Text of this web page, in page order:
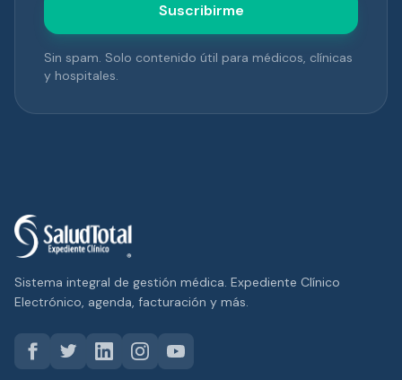
Suscribirme
Sin spam. Solo contenido útil para médicos, clínicas
y hospitales.
Sistema integral de gestión médica. Expediente Clínico
Electrónico, agenda, facturación y más.